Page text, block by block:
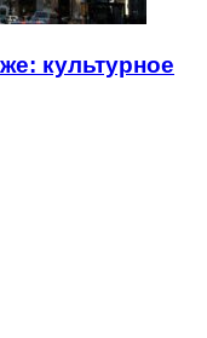
культурное